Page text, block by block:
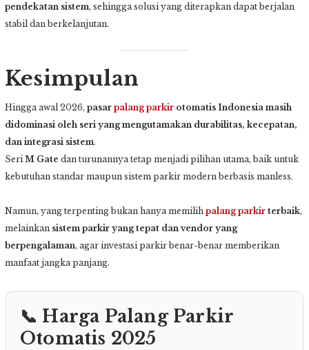
pendekatan sistem, sehingga solusi yang diterapkan dapat berjalan
stabil dan berkelanjutan.
Kesimpulan
Hingga awal 2026, pasar palang parkir otomatis Indonesia masih
didominasi oleh seri yang mengutamakan durabilitas, kecepatan,
dan integrasi sistem.
Seri M Gate dan turunannya tetap menjadi pilihan utama, baik untuk
kebutuhan standar maupun sistem parkir modern berbasis manless.
Namun, yang terpenting bukan hanya memilih palang parkir terbaik,
melainkan sistem parkir yang tepat dan vendor yang
berpengalaman, agar investasi parkir benar-benar memberikan
manfaat jangka panjang.
📞 Harga Palang Parkir
Otomatis 2025